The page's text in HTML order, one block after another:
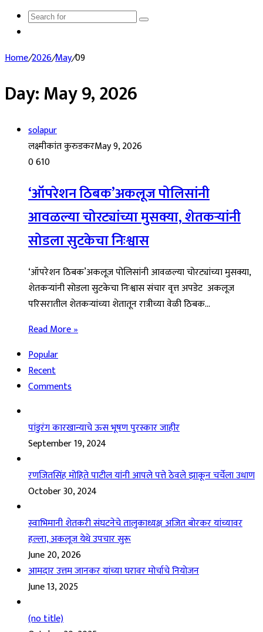
Search
Home/2026/May/09
Day:May 9, 2026
solapur
लक्ष्मीकांत कुरुडकरMay 9, 2026
0610
‘ऑपरेशन ठिबक’अकलूज पोलिसांनी
आवळल्या चोरट्यांच्या मुसक्या, शेतकऱ्यांनी
सोडला सुटकेचा निःश्वास
‘ऑपरेशन ठिबक’अकलूज पोलिसांनी आवळल्या चोरट्यांच्या मुसक्या,
शेतकऱ्यांनी सोडला सुटकेचा निःश्वास संचार वृत्त अपडेट अकलूज
परिसरातील शेतकऱ्यांच्या शेतातून रात्रीच्या वेळी ठिबक…
Read More »
Popular
Recent
Comments
पांडुरंग कारखान्याचे ऊस भूषण पुरस्कार जाहीर
September 19, 2024
रणजितसिंह मोहिते पाटील यांनी आपले पत्ते ठेवले झाकून चर्चेला उधाण
October 30, 2024
स्वाभिमानी शेतकरी संघटनेचे तालुकाध्यक्ष अजित बोरकर यांच्यावर
हल्ला, अकलूज येथे उपचार सुरू
June 20, 2026
आमदार उत्तम जानकर यांच्या घरावर मोर्चाचे नियोजन
June 13, 2025
(no title)